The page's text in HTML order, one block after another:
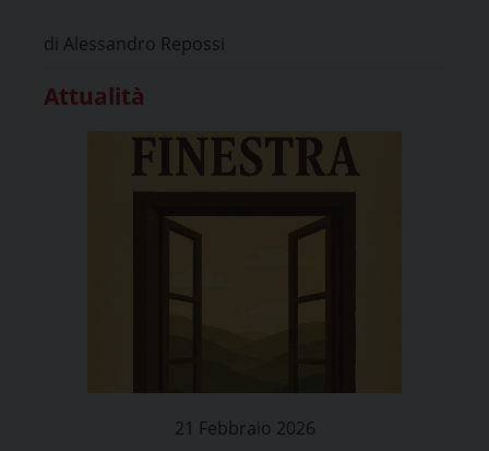
di Alessandro Repossi
Attualità
21 Febbraio 2026